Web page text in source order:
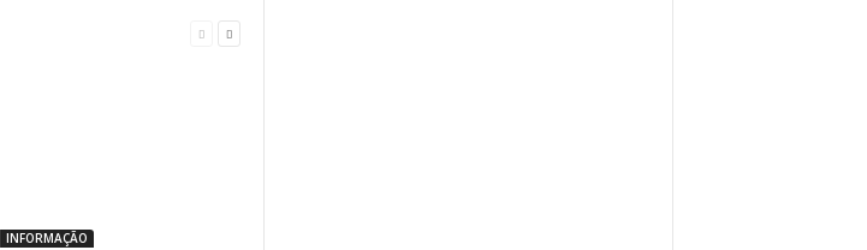
INFORMAÇÃO